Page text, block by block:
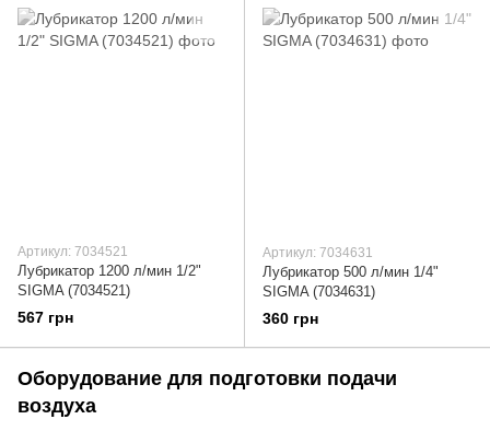
Артикул: 7034521
Лубрикатор 1200 л/мин 1/2"
SIGMA (7034521)
567 грн
Артикул: 7034631
Лубрикатор 500 л/мин 1/4"
SIGMA (7034631)
360 грн
Оборудование для подготовки подачи
воздуха